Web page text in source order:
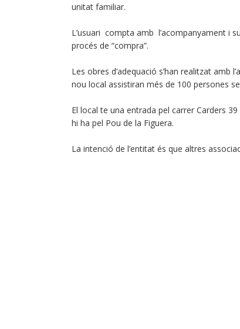
unitat familiar.
L’usuari compta amb l’acompanyament i
procés de “compra”.
Les obres d’adequació s’han realitzat amb
nou local assistiran més de 100 persones
El local te una entrada pel carrer Carders
hi ha pel Pou de la Figuera.
La intenció de l’entitat és que altres